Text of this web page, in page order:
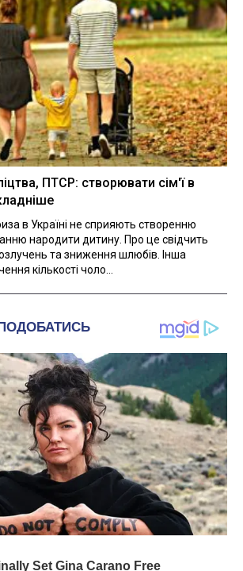
ПТСР: створювати сім'ї в
в Україні не сприяють створенню
народити дитину. Про це свідчить
та зниження шлюбів. Інша
кількості чоло...